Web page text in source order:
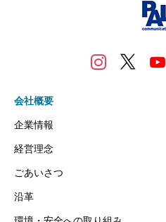
会社概要
企業情報
経営理念
ごあいさつ
沿革